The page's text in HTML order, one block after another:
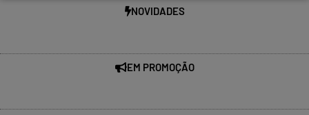
NOVIDADES
EM PROMOÇÃO